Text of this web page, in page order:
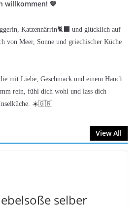
willkommen! 💙
Katzennärrin🐈‍⬛ und glücklich auf
von Meer, Sonne und griechischer Küche
mit Liebe, Geschmack und einem Hauch
rein, fühl dich wohl und lass dich
Inselküche. ☀️🇬🇷
View All
selber